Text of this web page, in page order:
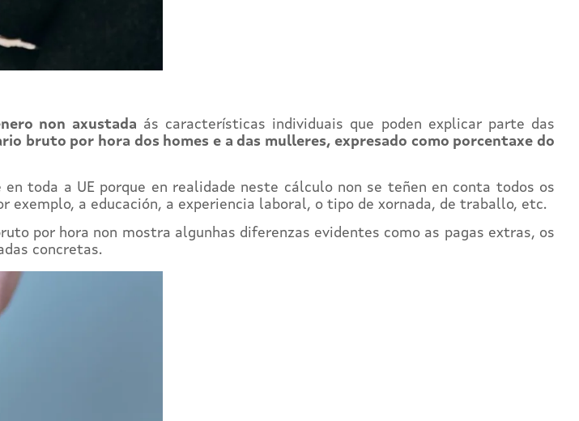
non axustada ás características individuais que poden explicar parte das
bruto por hora dos homes e a das mulleres, expresado como porcentaxe do
toda a UE porque en realidade neste cálculo non se teñen en conta todos os
a educación, a experiencia laboral, o tipo de xornada, de traballo, etc.
por hora non mostra algunhas diferenzas evidentes como as pagas extras, os
concretas.